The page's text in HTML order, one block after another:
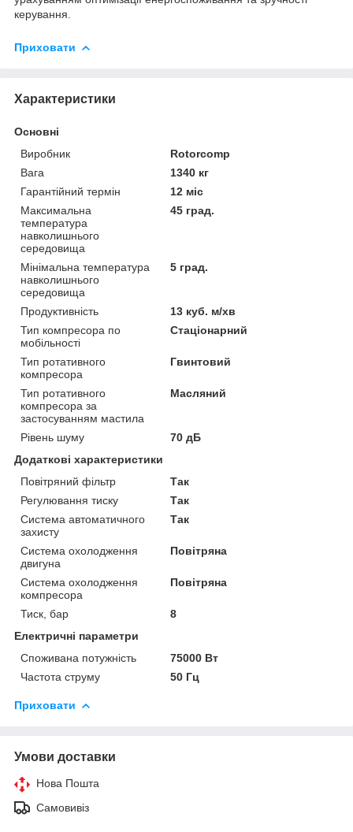
керування.
Приховати
Характеристики
Основні
Виробник
Rotorcomp
Вага
1340 кг
Гарантійний термін
12 міс
Максимальна
температура
навколишнього
середовища
45 град.
Мінімальна температура
навколишнього
середовища
5 град.
Продуктивність
13 куб. м/хв
Тип компресора по
мобільності
Стаціонарний
Тип ротативного
компресора
Гвинтовий
Тип ротативного
компресора за
застосуванням мастила
Масляний
Рівень шуму
70 дБ
Додаткові характеристики
Повітряний фільтр
Так
Регулювання тиску
Так
Система автоматичного
захисту
Так
Система охолодження
двигуна
Повітряна
Система охолодження
компресора
Повітряна
Тиск, бар
8
Електричні параметри
Споживана потужність
75000 Вт
Частота струму
50 Гц
Приховати
Умови доставки
Нова Пошта
Самовивіз